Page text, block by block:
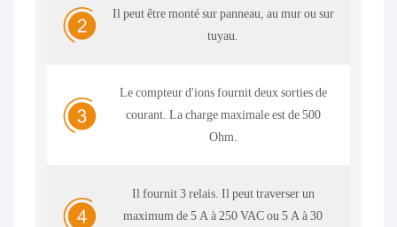
Il peut être monté sur panneau, au mur ou sur
tuyau.
Le compteur d'ions fournit deux sorties de
courant. La charge maximale est de 500
Ohm.
Il fournit 3 relais. Il peut traverser un
maximum de 5 A à 250 VAC ou 5 A à 30